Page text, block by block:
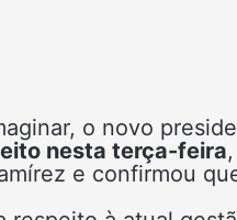
o novo
nesta terça-feira
e confirmou